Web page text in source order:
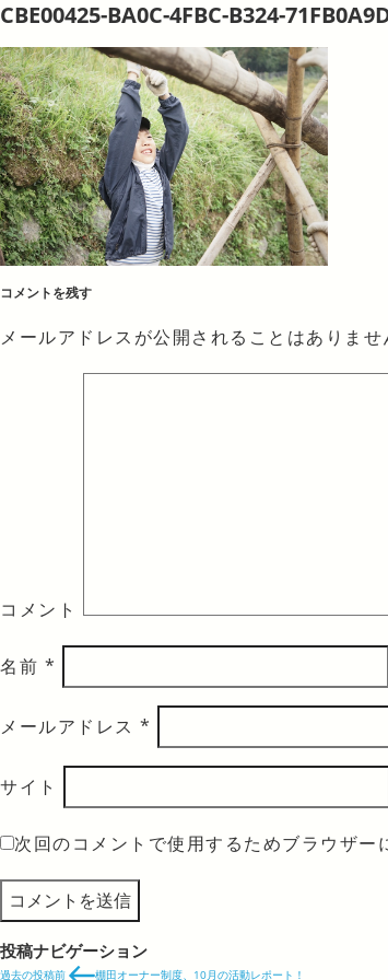
CBE00425-BA0C-4FBC-B324-
コメントを残す
メールアドレスが公開されることはありませ
コメント
名前 *
メールアドレス *
サイト
次回のコメントで使用するためブラウザー
投稿ナビゲーション
過去の投稿前 棚田オーナー制度、10月の活動レポート！